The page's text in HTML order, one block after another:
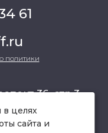
61
политики
36, стр.3 ,
целях
сайта и